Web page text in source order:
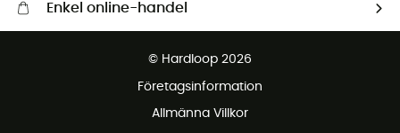
Enkel online-handel
© Hardloop 2026
Företagsinformation
Allmänna Villkor